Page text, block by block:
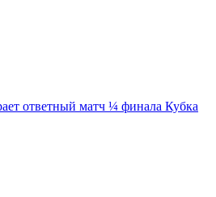
ответный матч ¼ финала Кубка